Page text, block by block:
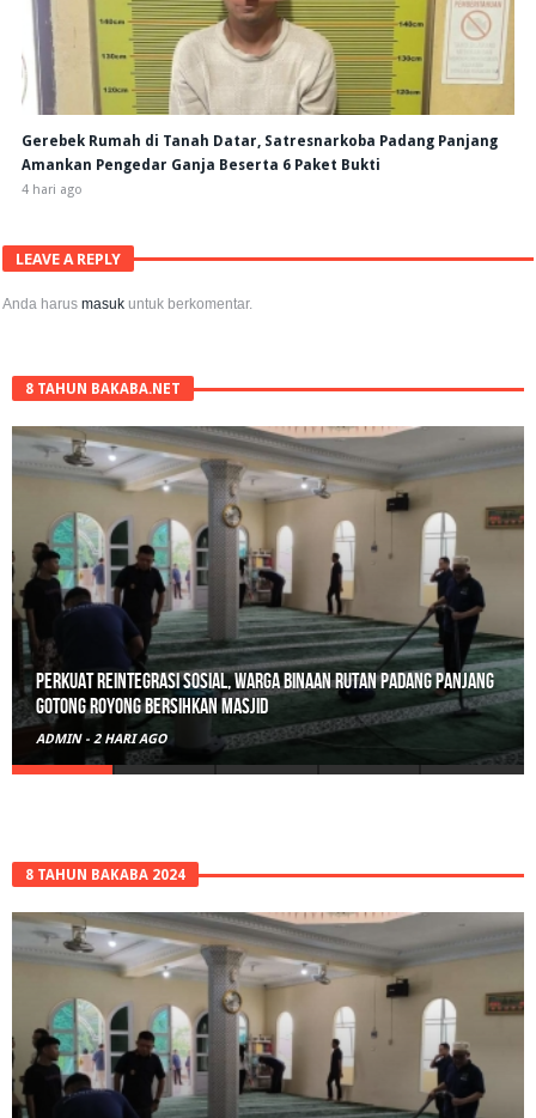
Gerebek Rumah di Tanah Datar, Satresnarkoba Padang Panjang
Amankan Pengedar Ganja Beserta 6 Paket Bukti
4 hari ago
LEAVE A REPLY
Anda harusmasuk untuk berkomentar.
8 TAHUN BAKABA.NET
Perkuat Reintegrasi Sosial, Warga Binaan Rutan Padang Panjang
Gotong Royong Bersihkan Masjid
ADMIN - 2 HARI AGO
8 TAHUN BAKABA 2024